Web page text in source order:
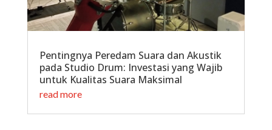
Pentingnya Peredam Suara dan Akustik
pada Studio Drum: Investasi yang Wajib
untuk Kualitas Suara Maksimal
read more